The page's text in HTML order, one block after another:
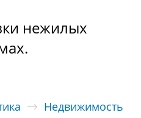
нежилых
Недвижимость